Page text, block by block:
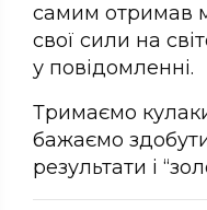
самим отримав
свої сили на
у повідомленні.
Тримаємо
бажаємо
результати і